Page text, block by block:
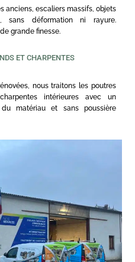
anciens, escaliers massifs, objets
déformation ni rayure.
grande finesse.
ET CHARPENTES
nous traitons les poutres
intérieures avec un
matériau et sans poussière